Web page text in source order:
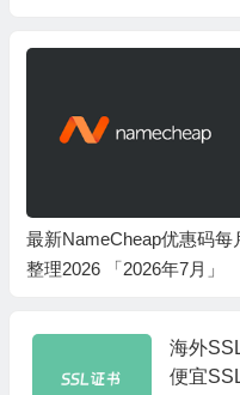
最新NameCheap优惠码每
整理2026 「2026年7月」
海外
便宜